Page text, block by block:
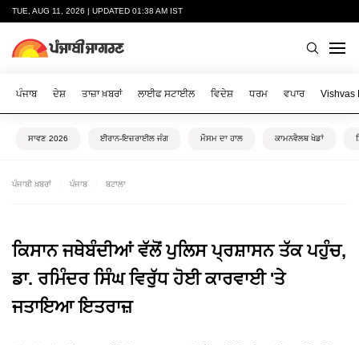
TUE, AUG 11, 2026 | UPDATED 01:38 AM IST
ਪੰਜਾਬ ਦੇਸ਼ ਤਾਜ਼ਾ ਖ਼ਬਰਾਂ ਲਾਈਫ ਸਟਾਈਲ ਵਿਦੇਸ਼ ਧਰਮ ਵਪਾਰ Vishvas
ਸਾਵਣ 2026 ਈਰਾਨ-ਇਜ਼ਰਾਈਲ ਜੰਗ ਮੌਸਮ ਦਾ ਹਾਲ ਕਾਮਨਵੈਲਥ ਖੇਡਾਂ
ਪੰਜਾਬੀ ਖ਼ਬਰਾਂ ਪੰਜਾਬ ਬਟਾਲਾ
ਕਿਸਾਨ ਜਥੇਬੰਦੀਆਂ ਵੱਲੋਂ ਪੁਲਿਸ ਪ੍ਰਸ਼ਾਸਨ ਤੱਕ ਪਹੁੰਚ,
ਡਾ. ਰਮਿੰਦਰ ਸਿੰਘ ਵਿਰੁੱਧ ਹੋਈ ਕਾਰਵਾਈ 'ਤੇ
ਜਤਾਇਆ ਇਤਰਾਜ਼